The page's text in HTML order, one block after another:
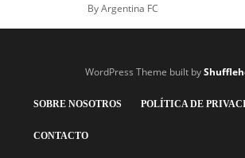
ByArgentina FC
WordPress Theme built by
SOBRE NOSOTROS POLÍTICA DE
CONTACTO